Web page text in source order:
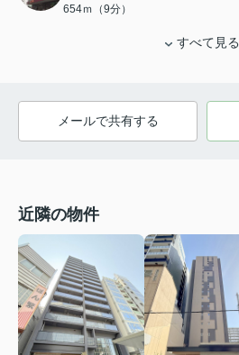
654ｍ（9分）
すべて見る
メールで共有する
近隣の物件